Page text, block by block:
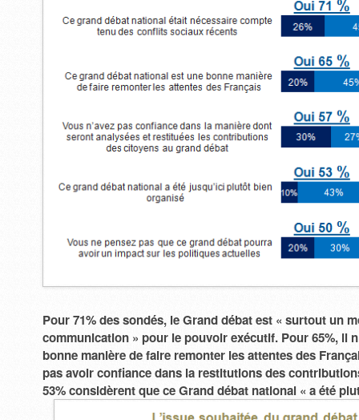
Pour 71% des sondés, le Grand débat est « surtout un
communication » pour le pouvoir exécutif. Pour 65%, il
bonne manière de faire remonter les attentes des
pas avoir confiance dans la restitutions des
53% considèrent que ce Grand débat national « a été